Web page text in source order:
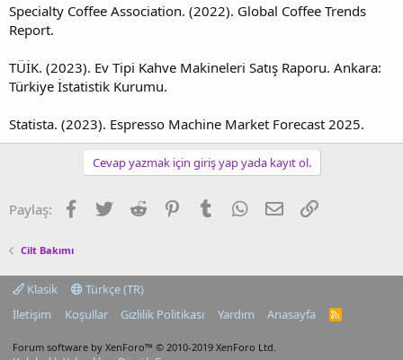
Specialty Coffee Association. (2022). Global Coffee Trends
Report.
TÜİK. (2023). Ev Tipi Kahve Makineleri Satış Raporu. Ankara:
Türkiye İstatistik Kurumu.
Statista. (2023). Espresso Machine Market Forecast 2025.
Cevap yazmak için giriş yap yada kayıt ol.
Paylaş: Facebook
TwitterReddit PinterestTumblrWhatsApp
E-postaLink
Cilt Bakımı
Klasik
Türkçe (TR)
İletişim
Koşullar Gizlilik Politikası Yardım Anasayfa
R
Forum software by XenForo™ © 2010-2019 XenForo Ltd.